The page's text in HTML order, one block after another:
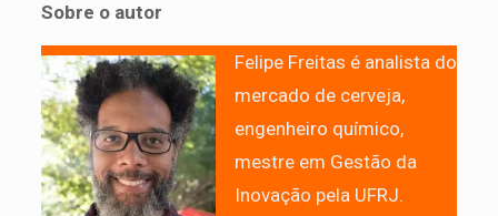
Sobre o autor
Felipe Freitas é analista do
mercado de cerveja,
engenheiro químico,
mestre em Gestão da
Inovação pela UFRJ.